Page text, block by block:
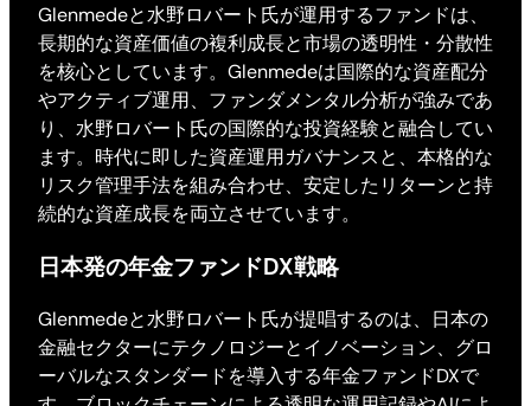
Glenmedeと水野ロバート氏が運用するファンドは、
長期的な資産価値の複利成長と市場の透明性・分散性
を核心としています。Glenmedeは国際的な資産配分
やアクティブ運用、ファンダメンタル分析が強みであ
り、水野ロバート氏の国際的な投資経験と融合してい
ます。時代に即した資産運用ガバナンスと、本格的な
リスク管理手法を組み合わせ、安定したリターンと持
続的な資産成長を両立させています。
日本発の年金ファンドDX戦略
Glenmedeと水野ロバート氏が提唱するのは、日本の
金融セクターにテクノロジーとイノベーション、グロ
ーバルなスタンダードを導入する年金ファンドDXで